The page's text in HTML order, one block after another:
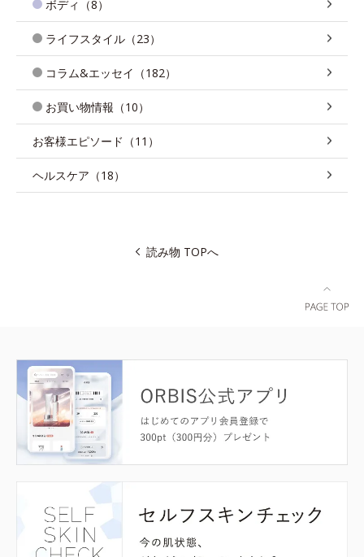
ボディ（8）
ライフスタイル（23）
コラム&エッセイ（182）
お買い物情報（10）
お客様エピソード（11）
ヘルスケア（18）
読み物 TOPへ